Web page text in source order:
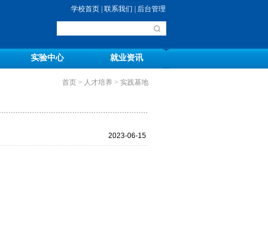
学校首页 联系我们 后台管理
实验中心 就业资讯
首页 > 人才培养 > 实践基地
2023-06-15